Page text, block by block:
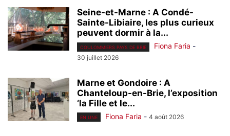
Seine-et-Marne : A Condé-
Sainte-Libiaire, les plus curieux
peuvent dormir à la...
COULOMMIERS PAYS DE BRIE Fiona Faria -
30 juillet 2026
Marne et Gondoire : A
Chanteloup-en-Brie, l’exposition
‘la Fille et le...
EN UNE Fiona Faria - 4 août 2026